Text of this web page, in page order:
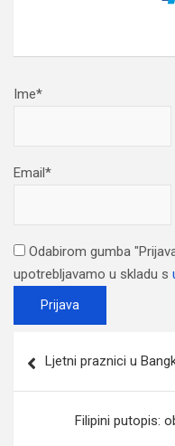
Ime*
Email*
Odabirom gumba
upotrebljavamo u skladu s
navigation
Ljetni praznici u
Filipini putopis: